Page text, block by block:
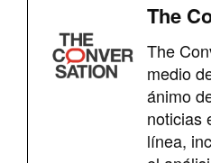
The
The
medio
ánimo
noticias
línea,